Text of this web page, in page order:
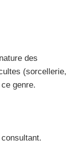
des
(sorcellerie,
genre.